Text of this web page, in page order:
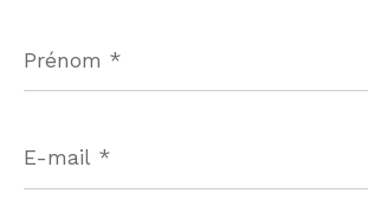
*
mail
*